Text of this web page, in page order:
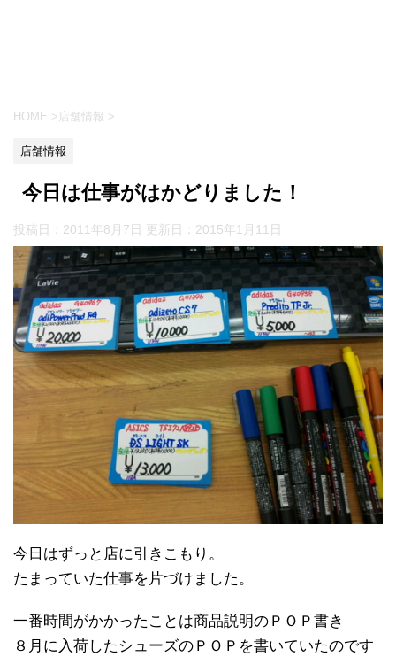
HOME > 店舗情報 >
店舗情報
今日は仕事がはかどりました！
投稿日：2011年8月7日 更新日： 2015年1月11日
今日はずっと店に引きこもり。
たまっていた仕事を片づけました。
一番時間がかかったことは商品説明のＰＯＰ書き
８月に入荷したシューズのＰＯＰを書いていたのです